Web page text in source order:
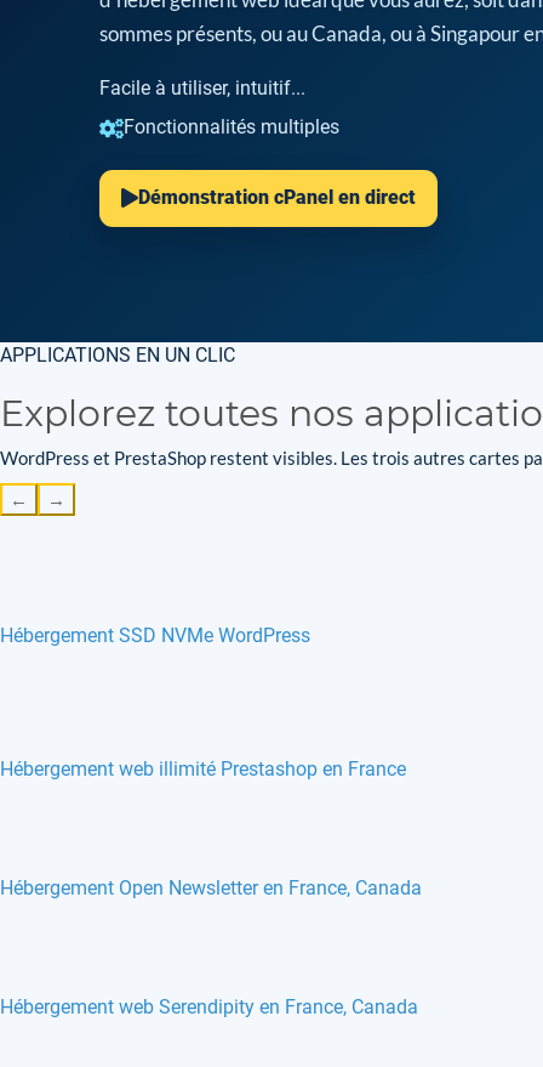
sommes présents, ou au Canada, ou à Singapour
Facile à utiliser, intuitif...
Fonctionnalités multiples
Démonstration cPanel en direct
APPLICATIONS EN UN CLIC
Explorez toutes nos
WordPress et PrestaShop restent visibles. Les trois autres cartes
← →
Hébergement SSD NVMe WordPress
Hébergement web illimité Prestashop en France
Hébergement Open Newsletter en France, Canada
Hébergement web Serendipity en France, Canada